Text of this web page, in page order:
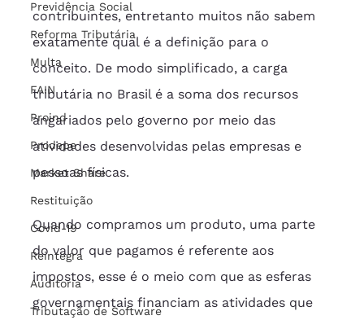
Previdência Social
Reforma Tributária
Multa
FAIN
Proind
Prodepe
Market Share
Restituição
Covid-19
Reintegra
Auditoria
Tributação de Software
contribuintes, entretanto muitos não sabem
exatamente qual é a definição para o
conceito. De modo simplificado, a carga
tributária no Brasil é a soma dos recursos
angariados pelo governo por meio das
atividades desenvolvidas pelas empresas e
pessoas físicas.
Quando compramos um produto, uma parte
do valor que pagamos é referente aos
impostos, esse é o meio com que as esferas
governamentais financiam as atividades que